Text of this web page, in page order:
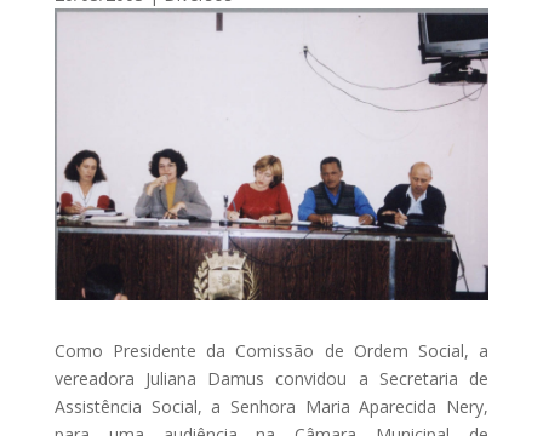
Como Presidente da Comissão de Ordem Social, a
vereadora Juliana Damus convidou a Secretaria de
Assistência Social, a Senhora Maria Aparecida Nery,